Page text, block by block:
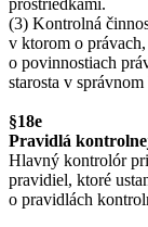
(3) Kontrolná
v ktorom o
o povinnostiach
starosta v
§18e
Pravidlá
Hlavný kontrolór
pravidiel, ktoré
o pravidlách